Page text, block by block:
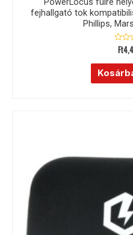
fejhallgató tok
Phillips,
0
/
5
Ft